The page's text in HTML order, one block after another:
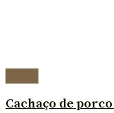
Cachaço de